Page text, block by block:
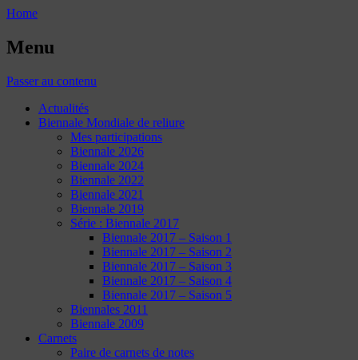
Home
Menu
Passer au contenu
Actualités
Biennale Mondiale de reliure
Mes participations
Biennale 2026
Biennale 2024
Biennale 2022
Biennale 2021
Biennale 2019
Série : Biennale 2017
Biennale 2017 – Saison 1
Biennale 2017 – Saison 2
Biennale 2017 – Saison 3
Biennale 2017 – Saison 4
Biennale 2017 – Saison 5
Biennales 2011
Biennale 2009
Carnets
Paire de carnets de notes